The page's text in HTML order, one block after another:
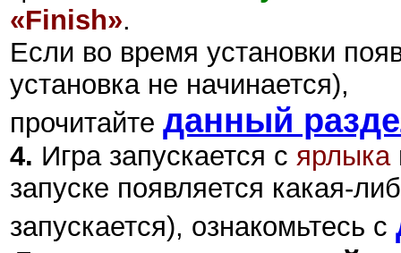
«Finish».
Если во время установки
установка не начинается),
прочитайте данный
4. Игра запускается с ярлыка
запуске появляется какая-
запускается), ознакомьтесь с